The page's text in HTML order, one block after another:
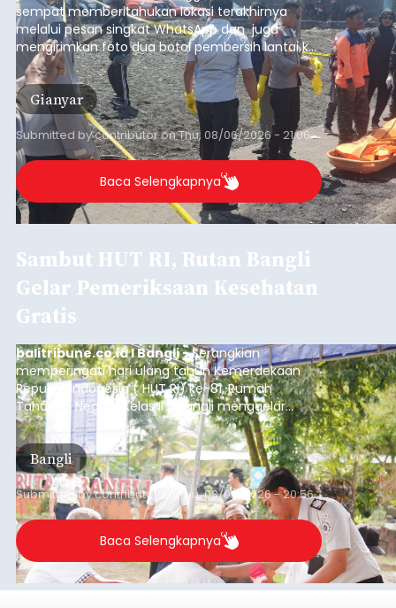
sempat memberitahukan lokasi terakhirnya
melalui pesan singkat WhatsApp dan juga
mengirimkan foto dua botol pembersih lantai ke
istrinya.
Gianyar
Submitted bycontributoronThu, 08/06/2026 - 21:06
Baca Selengkapnya
Sambut HUT RI, Rutan Bangli
Gelar Pemeriksaan Kesehatan
Gratis
balitribune.co.id I Bangli -Serangkian
memperingati hari ulang tahun Kemerdekaan
Republik Indonesia ( HUT RI) ke-81, Rumah
Tahanan Negara Kelas II B Bangli menggelar
kegiatan pemeriksaan kesehatan gratis, Rabu
(6/8/2026).
Bangli
Submitted bycontributor Thu, 08/06/2026 - 20:56
Baca Selengkapnya